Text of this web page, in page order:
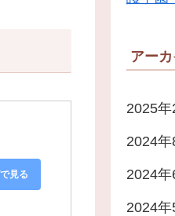
見る
アー
2025年
2024年
2024年
2024年